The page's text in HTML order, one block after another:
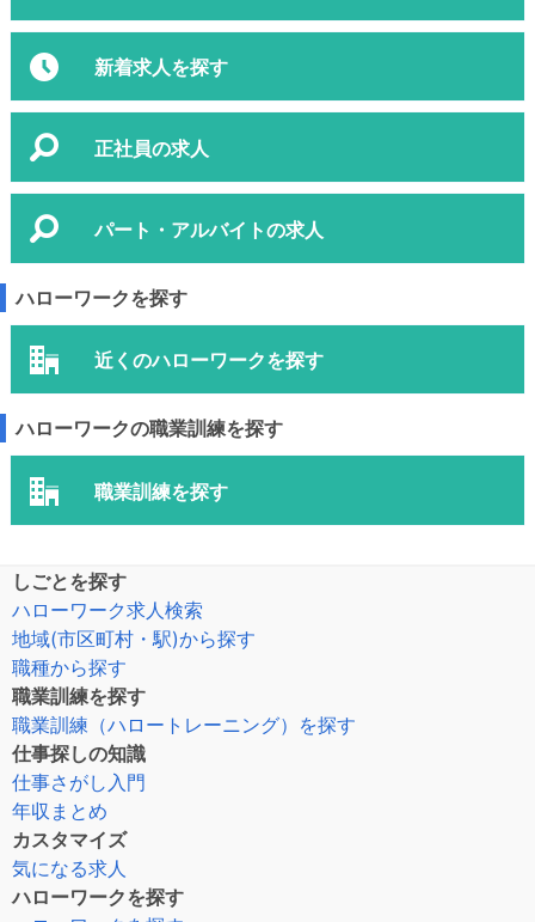
新着求人を探す
正社員の求人
パート・アルバイトの求人
ハローワークを探す
近くのハローワークを探す
ハローワークの職業訓練を探す
職業訓練を探す
しごとを探す
ハローワーク求人検索
地域(市区町村・駅)から探す
職種から探す
職業訓練を探す
職業訓練（ハロートレーニング）を探す
仕事探しの知識
仕事さがし入門
年収まとめ
カスタマイズ
気になる求人
ハローワークを探す